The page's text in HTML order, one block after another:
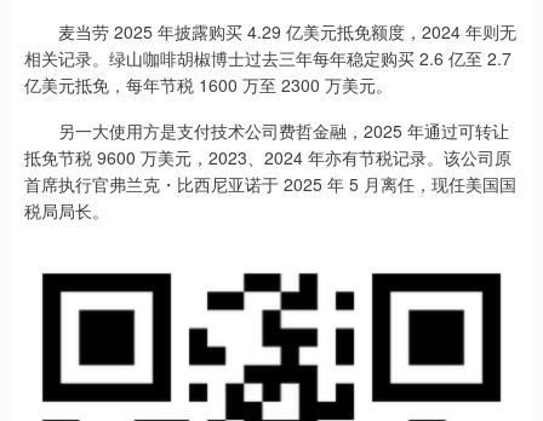
麦当劳 2025 年披露购买 4.29 亿美元抵免额度，2024 年则无
相关记录。绿山咖啡胡椒博士过去三年每年稳定购买 2.6 亿至 2.7
亿美元抵免，每年节税 1600 万至 2300 万美元。
另一大使用方是支付技术公司费哲金融，2025 年通过可转让
抵免节税 9600 万美元，2023、2024 年亦有节税记录。该公司原
首席执行官弗兰克・比西尼亚诺于 2025 年 5 月离任，现任美国国
税局局长。